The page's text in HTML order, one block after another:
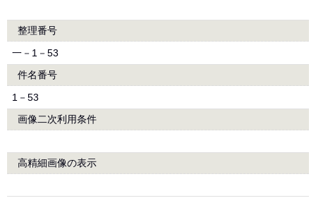
整理番号
一－1－53
件名番号
1－53
画像二次利用条件
高精細画像の表示